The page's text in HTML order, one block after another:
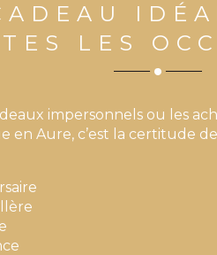
LES
impersonnels ou les
en Aure, c’est la certitude